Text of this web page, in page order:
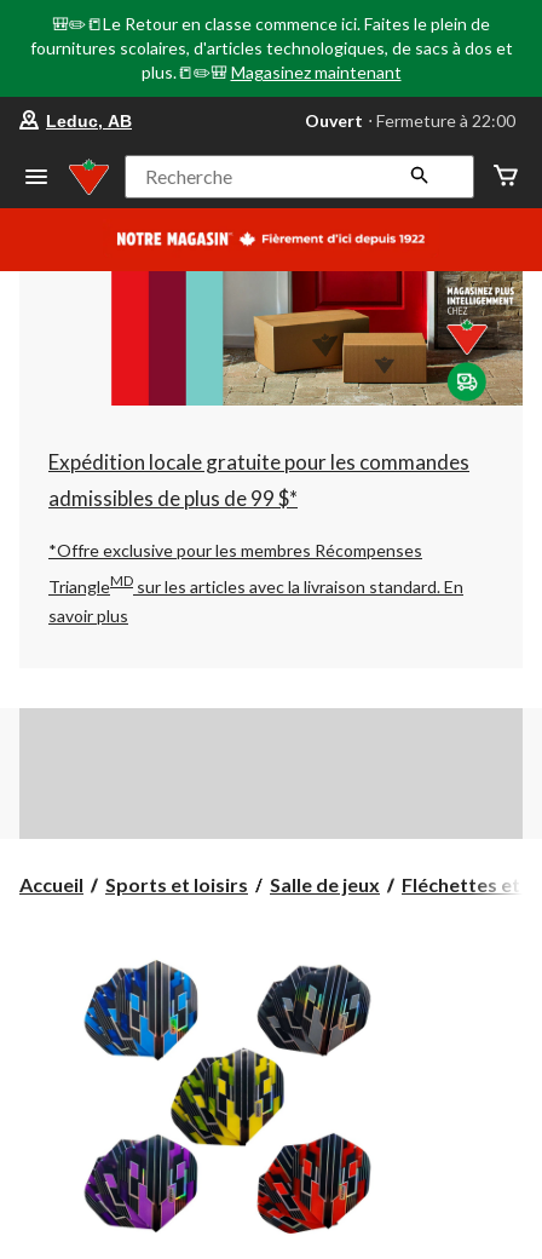
🎒✏️📒Le Retour en classe commence ici. Faites le plein de
fournitures scolaires, d'articles technologiques, de sacs à dos et
plus.📒✏️🎒 Magasinez maintenant
votre
préféré
Leduc,
AB,
courament
Fermeture
à
22:00
cliquer
pour
changer
Leduc, AB Ouvert ⋅ Fermeture à 22:00
Recherche
Expédition locale gratuite pour les commandes
admissibles de plus de 99 $*
*Offre exclusive pour les membres Récompenses
TriangleMD sur les articles avec la livraison standard.En
savoir plus
Accueil Sports et loisirs Salle de jeux Fléchettes et